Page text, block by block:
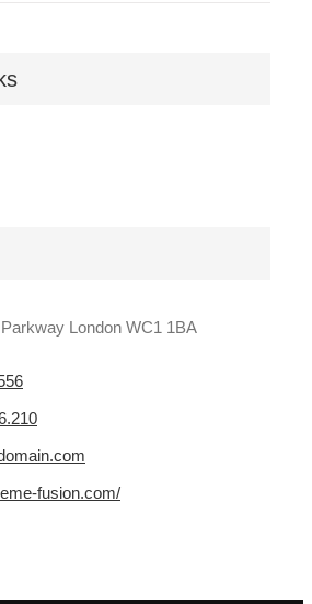
London WC1 1BA
fusion.com/